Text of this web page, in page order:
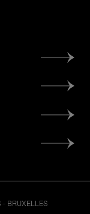
- BRUXELLES